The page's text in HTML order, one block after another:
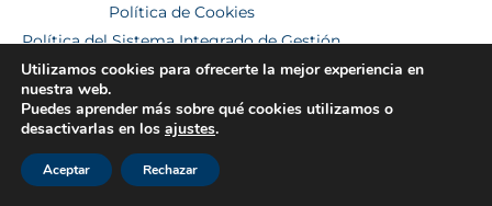
Política de Cookies
Política del Sistema Integrado de Gestión
Utilizamos cookies para ofrecerte la mejor experiencia en
nuestra web.
Puedes aprender más sobre qué cookies utilizamos o
desactivarlas en los ajustes.
Aceptar Rechazar